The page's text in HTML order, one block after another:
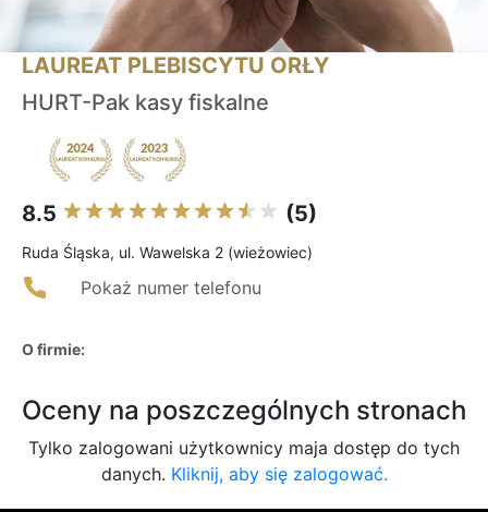
LAUREAT PLEBISCYTU ORŁY
HURT-Pak kasy fiskalne
8.5 (5)
Ruda Śląska, ul. Wawelska 2 (wieżowiec)
Pokaż numer telefonu
O firmie:
Oceny na poszczególnych stronach
Tylko zalogowani użytkownicy maja dostęp do tych
danych. Kliknij, aby się zalogować.